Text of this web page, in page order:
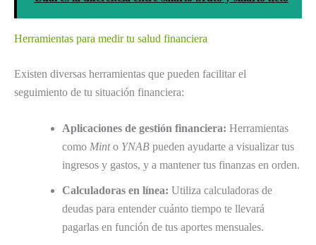
Herramientas para medir tu salud financiera
Existen diversas herramientas que pueden facilitar el
seguimiento de tu situación financiera:
Aplicaciones de gestión financiera: Herramientas
como Minto YNAB pueden ayudarte a visualizar tus
ingresos y gastos, y a mantener tus finanzas en orden.
Calculadoras en línea: Utiliza calculadoras de
deudas para entender cuánto tiempo te llevará
pagarlas en función de tus aportes mensuales.